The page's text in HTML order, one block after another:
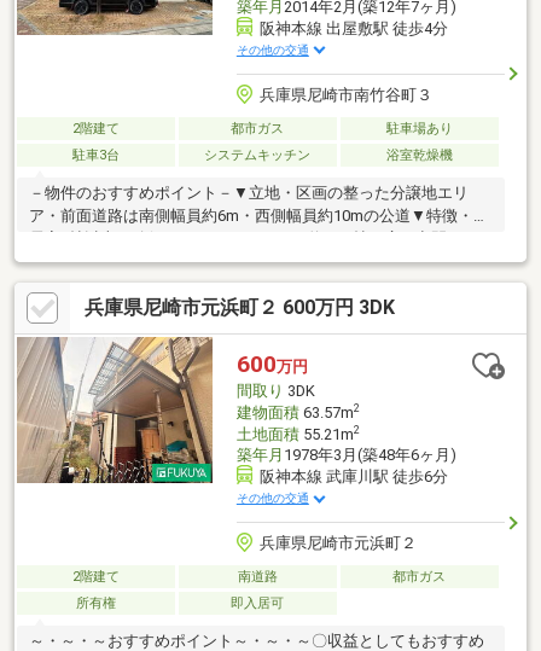
築年月 2014年2月(築12年7ヶ月)
阪神本線 出屋敷駅 徒歩4分
その他の交通
兵庫県尼崎市南竹谷町３
2階建て 都市ガス
駐車場あり
駐車3台
システムキッチン 浴室乾燥機
－物件のおすすめポイント－▼立地・区画の整った分譲地エリ
ア・前面道路は南側幅員約6m・西側幅員約10mの公道▼特徴・全
の一部に畳コーナー・吹抜けを確保・動線に配慮された2WAYキッ
チン・WICや納戸など、室内随所に収納有・足を伸ばしてくつろ
げる和室2室・南・西の2面にバルコニー有・敷地内に車4台駐車
可能(車種による)▼設備・浴室乾燥機・スロップシンク・TVモニ
タ付インターホン■ ご希望の住まい探しをお手伝いします
━━━━━・・・物件の詳細・ご相談はお気軽にお問い合わせく
ださい。
兵庫県尼崎市元浜町２ 600万円 3DK
600万円
間取り 3DK
建物面積63.57m2
土地面積55.21m2
築年月 1978年3月(築48年6ヶ月)
阪神本線 武庫川駅 徒歩6分
その他の交通
兵庫県尼崎市元浜町２
2階建て 南道路
都市ガス
所有権
即入居可
～・～・～おすすめポイント～・～・～〇収益としてもおすすめ